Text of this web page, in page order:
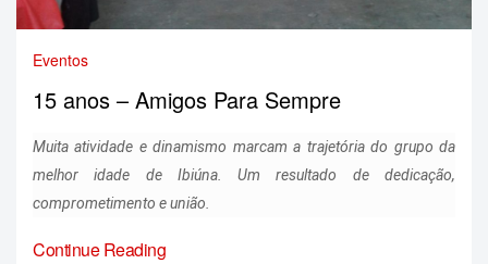
Eventos
15 anos – Amigos Para Sempre
Muita atividade e dinamismo marcam a trajetória do grupo da
melhor idade de Ibiúna. Um resultado de dedicação,
comprometimento e união.
Continue Reading